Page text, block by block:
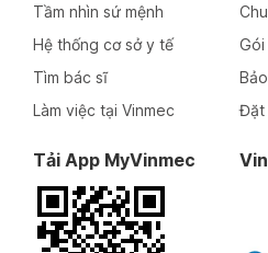
Tầm nhìn sứ mệnh
Hệ thống cơ sở y tế
Tìm bác sĩ
Làm việc tại Vinmec
Gói
Đặt
Tải App MyVinmec